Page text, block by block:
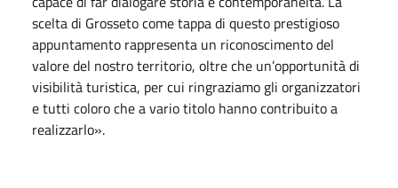
scelta di Grosseto come tappa di questo prestigioso
appuntamento rappresenta un riconoscimento del
valore del nostro territorio, oltre che un’opportunità di
visibilità turistica, per cui ringraziamo gli organizzatori
e tutti coloro che a vario titolo hanno contribuito a
realizzarlo».